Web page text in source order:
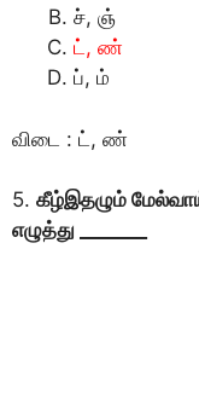
ச், ஞ்
ட், ண்
ப், ம்
விடை : ட், ண்
5. கீழ்இதழும்
எழுத்து _______